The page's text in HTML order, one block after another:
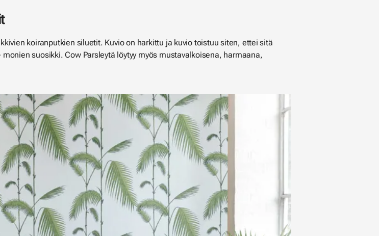
koiranputkien siluetit. Kuvio on harkittu ja kuvio toistuu siten, ettei sitä
suosikki. Cow Parsleytä löytyy myös mustavalkoisena, harmaana,